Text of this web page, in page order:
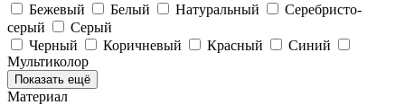
Бежевый
Белый Натуральный
Серебристо-
серый
Серый
Черный
Коричневый Красный
Синий
Мультиколор
Показать ещё
Материал